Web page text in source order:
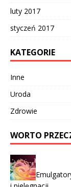
luty 2017
styczeń 2017
KATEGORIE
Inne
Uroda
Zdrowie
WORTO